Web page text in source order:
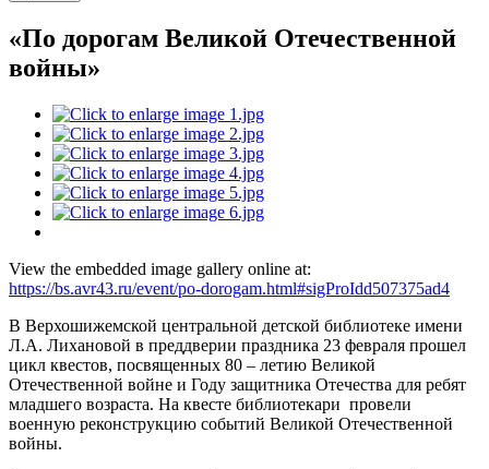
«По дорогам Великой Отечественной
войны»
View the embedded image gallery online at:
https://bs.avr43.ru/event/po-dorogam.html#sigProIdd507375ad4
В Верхошижемской центральной детской библиотеке имени
Л.А. Лихановой в преддверии праздника 23 февраля прошел
цикл квестов, посвященных 80 – летию Великой
Отечественной войне и Году защитника Отечества для ребят
младшего возраста. На квесте библиотекари провели
военную реконструкцию событий Великой Отечественной
войны.